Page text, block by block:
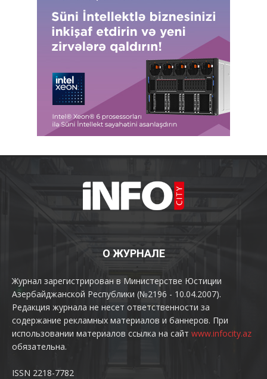
О ЖУРНАЛЕ
Журнал зарегистрирован в Министерстве Юстиции
Азербайджанской Республики (№2196 - 10.04.2007).
Редакция журнала не несет ответственности за
содержание рекламных материалов и баннеров. При
использовании материалов ссылка на сайт www.infocity.az
обязательна.
ISSN 2218-7782